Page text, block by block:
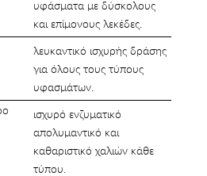
υφάσματα με δύσκολους
και επίμονους λεκέδες.
λευκαντικό ισχυρής δράσης
για όλους τους τύπους
υφασμάτων.
ισχυρό ενζυματικό
απολυμαντικό και
καθαριστικό χαλιών κάθε
τύπου.